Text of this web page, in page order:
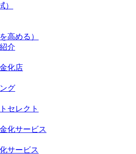
）
高める）
介
化店
グ
セレクト
化サービス
サービス